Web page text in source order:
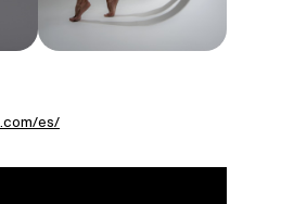
es/